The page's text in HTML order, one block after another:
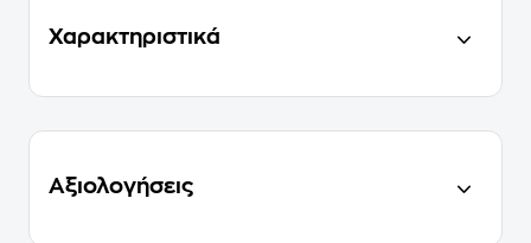
Χαρακτηριστικά
Αξιολογήσεις